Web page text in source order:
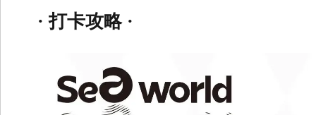
· 打卡攻略 ·